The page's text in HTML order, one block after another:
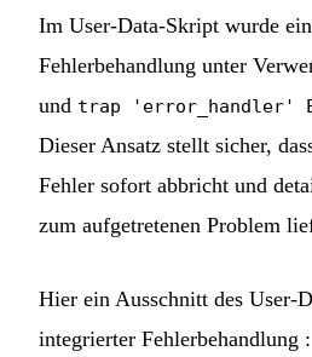
Im User-Data-Skript wurde
Fehlerbehandlung unter
und trap 'error_handler'
Dieser Ansatz stellt sicher,
Fehler sofort abbricht und
zum aufgetretenen Problem
Hier ein Ausschnitt des User-
integrierter Fehlerbehandlung :